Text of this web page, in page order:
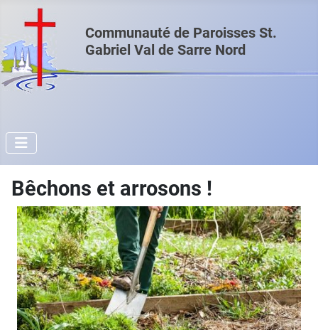
Communauté de Paroisses St.
Gabriel Val de Sarre Nord
Bêchons et arrosons !